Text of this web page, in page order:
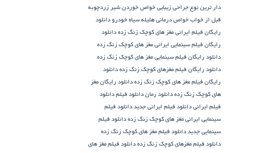
دار ترین نوع جراحی زیبایی خواص خوردن شیر زردچوبه
قبل از خواب خواص درمانی هلیله سیاه خودرو دانلود
رایگان فیلم ایرانی مغز های کوچک زنگ زده دانلود
رایگان فیلم سینمایی ایرانی مغز های کوچک زنگ زده
دانلود رایگان فیلم سینمایی مغز های کوچک زنگ زده
دانلود رایگان فیلم مغزهای کوچک زنگ زده دانلود
رایگان فیلم مغز های کوچک زنگ زده دانلود رایگان مغز
های کوچک زنگ زده دانلود رمان دانلود فیلم دانلود
فیلم ایرانی دانلود فیلم ایرانی جدید دانلود فیلم
سینمایی ایرانی مغز های کوچک زنگ زده دانلود فیلم
سینمایی جدید دانلود فیلم مغز های کوچک زنگ زده
دانلود فیلم مغزهای کوچک زنگ زده دانلود فیلم مغز های